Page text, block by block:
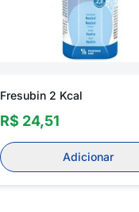
Fresubin 2 Kcal
R$ 24,51
Adicionar